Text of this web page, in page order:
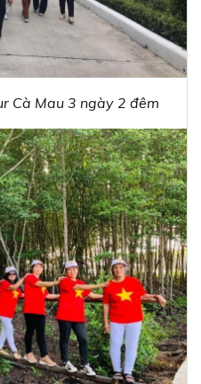
Cà Mau 3 ngày 2 đêm